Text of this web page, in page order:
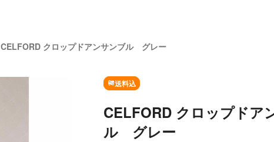
CELFORD クロップドアンサンブル グレー
送料込
CELFORD クロップドア
ル グレー